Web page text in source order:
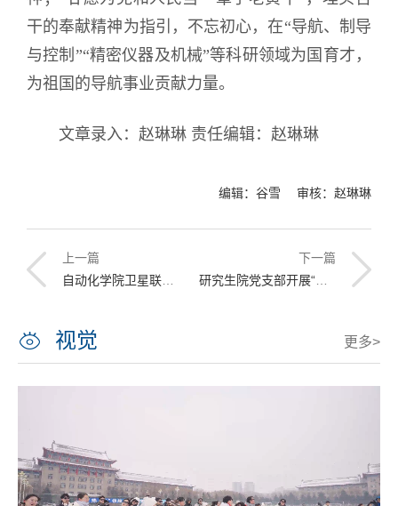
干的奉献精神为指引，不忘初心，在“导航、制导
与控制”“精密仪器及机械”等科研领域为国育才，
为祖国的导航事业贡献力量。
文章录入：赵琳琳 责任编辑：赵琳琳
编辑：谷雪 审核：赵琳琳
上一篇
自动化学院卫星联合增强导航技术团队党员师生谈初心
下一篇
研究生院党支部开展“不忘初心、牢记使命”主题教育第一次集中研讨
视觉 更多>